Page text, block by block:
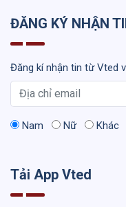
ĐĂNG KÝ NHẬN
Đăng kí nhận tin từ Vted
Nam Nữ Khác
Tải App Vted